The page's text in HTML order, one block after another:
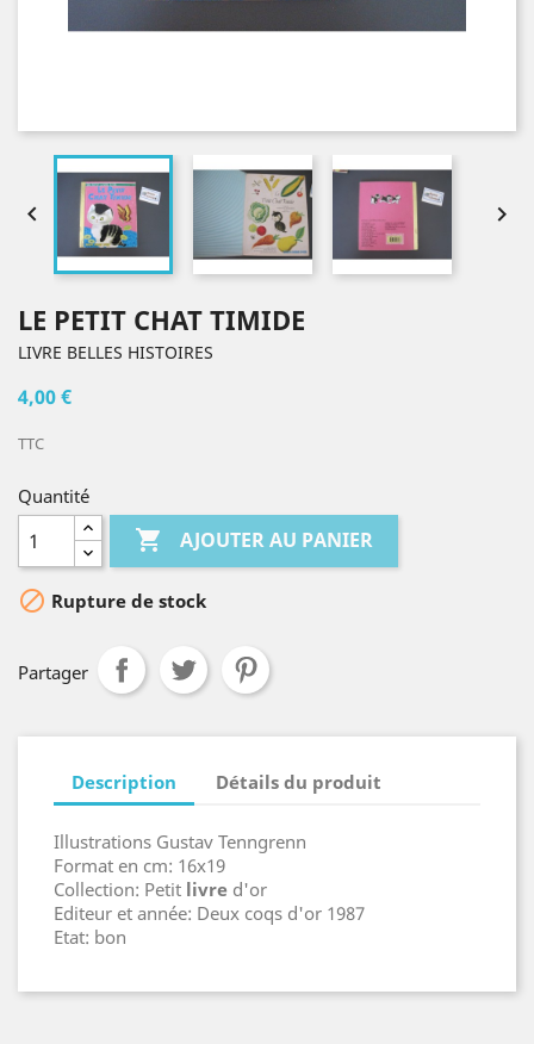
 
LE PETIT CHAT TIMIDE
LIVRE BELLES HISTOIRES
4,00 €
TTC
Quantité
 AJOUTER AU PANIER
 Rupture de stock
Partager
Description Détails du produit
Illustrations Gustav Tenngrenn
Format en cm: 16x19
Collection: Petit livre d'or
Editeur et année: Deux coqs d'or 1987
Etat: bon